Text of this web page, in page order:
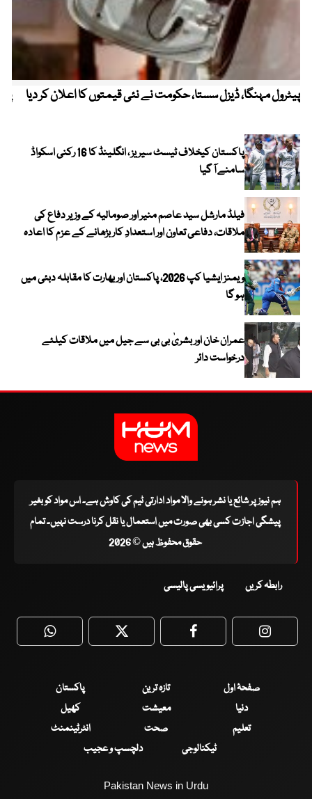
پیٹرول مہنگا، ڈیزل سستا، حکومت نے نئی قیمتوں کا اعلان کر دیا
پاکستان کیخلاف ٹیسٹ سیریز ، انگلینڈ کا 16 رکنی اسکواڈ
سامنے آ گیا
فیلڈ مارشل سید عاصم منیر اور صومالیہ کے وزیر دفاع کی
ملاقات، دفاعی تعاون اور استعدادِ کار بڑھانے کے عزم کا اعادہ
ویمنز ایشیا کپ 2026، پاکستان اور بھارت کا مقابلہ دبئی میں
ہو گا
عمران خان اور بشریٰ بی بی سے جیل میں ملاقات کیلئے
درخواست دائر
ہم نیوز پر شائع یا نشر ہونے والا مواد ادارتی ٹیم کی کاوش ہے۔ اس مواد کو بغیر
پیشگی اجازت کسی بھی صورت میں استعمال یا نقل کرنا درست نہیں۔ تمام
حقوق محفوظ ہیں © 2026
رابطہ کریں پرائیویسی پالیسی
WhatsApp Twitter Facebook
صفحۂ اول تازہ ترین
پاکستان
دنیا
معیشت
کھیل
تعلیم
صحت
انٹرٹینمنٹ
ٹیکنالوجی
دلچسپ و عجیب
Pakistan News in Urdu